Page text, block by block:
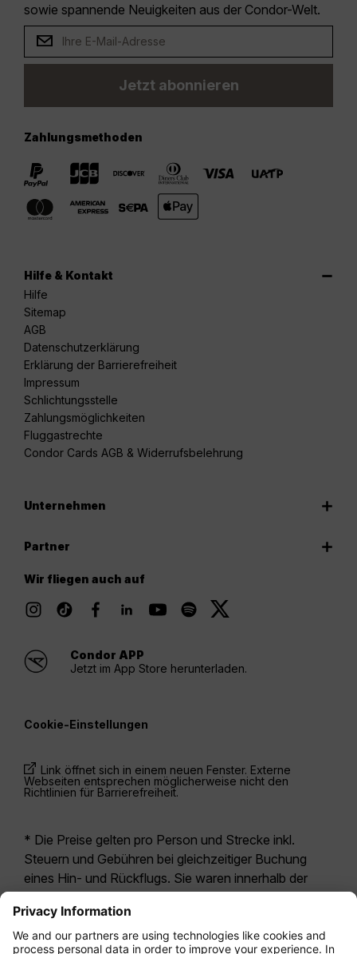
sowie spannende Neuigkeiten aus der Condor-Welt.
Jetzt abonnieren
Zahlungsmethoden
Hilfe & Kontakt
Hilfe
Sitemap
AGB
Datenschutzerklärung
Erklärung der Barrierefreiheit
Impressum
Schlichtungsstelle
Zahlungsmöglichkeiten
Fluggastrechte
Condor Cards AGB & Widerrufsbelehrung
Unternehmen
Partner
Wir fliegen auch auf
Condor APP
Jetzt im App Store herunterladen.
Cookie-Einstellungen
Link öffnet sich in einem neuen Fenster. Externe
Webseiten entsprechen möglicherweise nicht den
Richtlinien für Barrierefreiheit.
* Die Preise gelten pro Person und Strecke inkl.
Steuern und Gebühren bei gleichzeitiger Buchung
eines Hin- und Rückflugs. Sie waren innerhalb der
möglicherweise nicht mehr aktuell. Bei den für die
Economy Class angegebenen Tarifen handelt es